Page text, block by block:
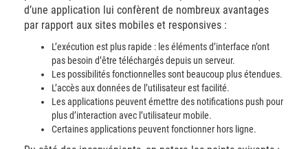
d’une application lui confèrent de nombreux avantages
par rapport aux sites mobiles et responsives :
L’exécution est plus rapide : les éléments d’interface n’ont
pas besoin d’être téléchargés depuis un serveur.
Les possibilités fonctionnelles sont beaucoup plus étendues.
L’accès aux données de l’utilisateur est facilité.
Les applications peuvent émettre des notifications push pour
plus d’interaction avec l’utilisateur mobile.
Certaines applications peuvent fonctionner hors ligne.